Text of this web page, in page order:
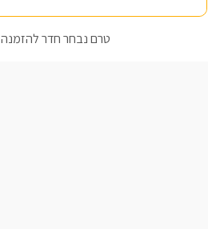
טרם נבחר חדר להזמנה